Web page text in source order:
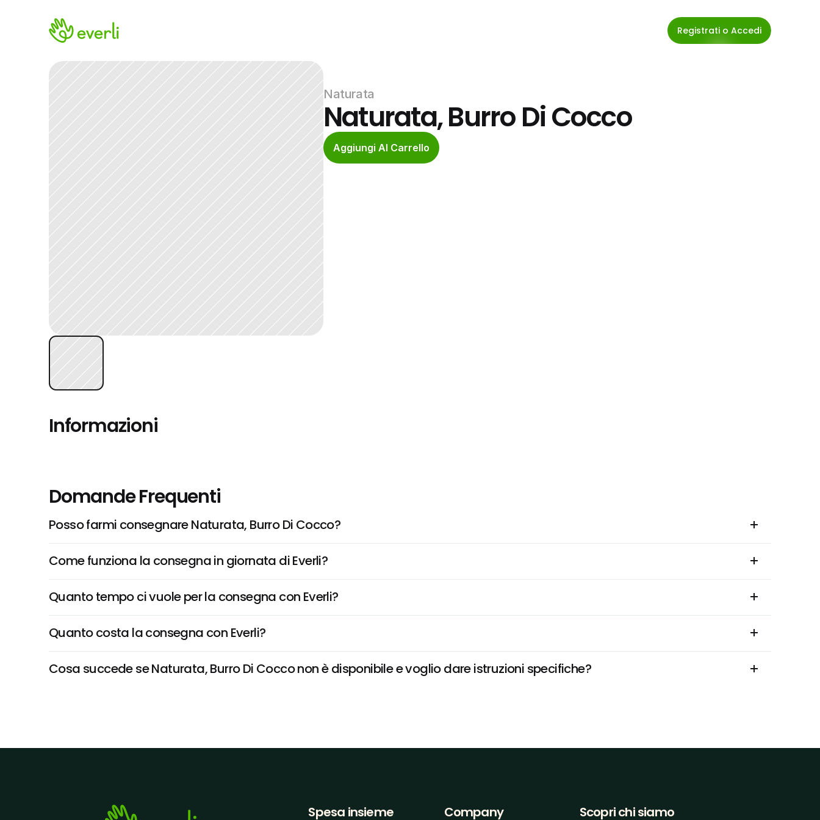
Registrati o Accedi
Naturata
Naturata, Burro Di Cocco
Aggiungi Al Carrello
Informazioni
Domande Frequenti
Posso farmi consegnare Naturata, Burro Di Cocco?
Come funziona la consegna in giornata di Everli?
Quanto tempo ci vuole per la consegna con Everli?
Quanto costa la consegna con Everli?
Cosa succede se Naturata, Burro Di Cocco non è disponibile e voglio dare istruzioni specifiche?
Spesa insieme Company Scopri chi siamo